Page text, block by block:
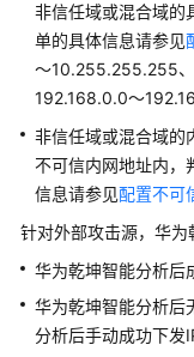
什
么
是
华
为
乾
安
全
云
务
非信任域或混合域的
单的具体信息请参见
～10.255.255.255
192.168.0.0～
非信任域或混合域的
不可信内网地址内，
信息请参见配置不可
针对外部攻击源， 华为
华为乾坤智能分析后
华为乾坤智能分析后
分析后手动成功下发